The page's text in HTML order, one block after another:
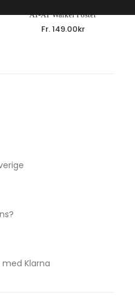
AT-AT Walker Poster
Fr.149.00kr
Klarna